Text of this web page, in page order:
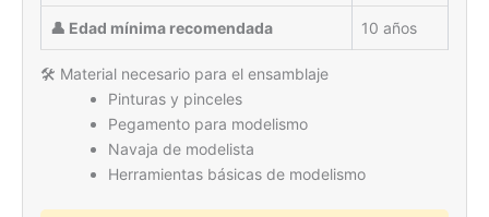
👤 Edad mínima recomendada 10 años
🛠 Material necesario para el ensamblaje
Pinturas y pinceles
Pegamento para modelismo
Navaja de modelista
Herramientas básicas de modelismo